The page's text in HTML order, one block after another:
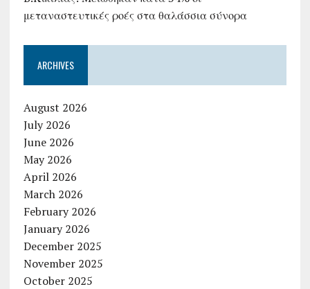
μεταναστευτικές ροές στα θαλάσσια σύνορα
ARCHIVES
August 2026
July 2026
June 2026
May 2026
April 2026
March 2026
February 2026
January 2026
December 2025
November 2025
October 2025